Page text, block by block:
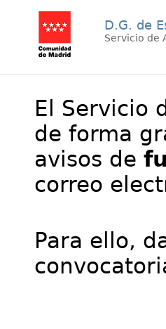
D.G. de
Servicio de
El Servicio
de forma
avisos de
correo
Para ello,